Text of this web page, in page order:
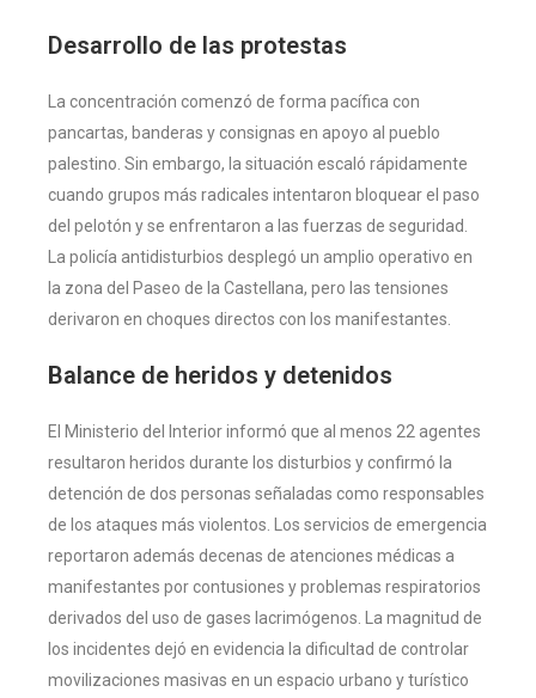
Desarrollo de las protestas
La concentración comenzó de forma pacífica con
pancartas, banderas y consignas en apoyo al pueblo
palestino. Sin embargo, la situación escaló rápidamente
cuando grupos más radicales intentaron bloquear el paso
del pelotón y se enfrentaron a las fuerzas de seguridad.
La policía antidisturbios desplegó un amplio operativo en
la zona del Paseo de la Castellana, pero las tensiones
derivaron en choques directos con los manifestantes.
Balance de heridos y detenidos
El Ministerio del Interior informó que al menos 22 agentes
resultaron heridos durante los disturbios y confirmó la
detención de dos personas señaladas como responsables
de los ataques más violentos. Los servicios de emergencia
reportaron además decenas de atenciones médicas a
manifestantes por contusiones y problemas respiratorios
derivados del uso de gases lacrimógenos. La magnitud de
los incidentes dejó en evidencia la dificultad de controlar
movilizaciones masivas en un espacio urbano y turístico